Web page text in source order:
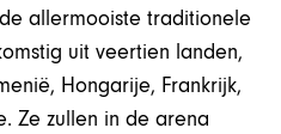
allermooiste traditionele
uit veertien landen,
Hongarije, Frankrijk,
Ze zullen in de arena